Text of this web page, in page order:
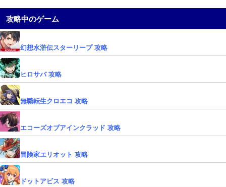
攻略中のゲーム
幻想水滸伝スターリープ 攻略
ヒロサバ 攻略
無職転生クロエコ 攻略
エコーズオブアインクラッド 攻略
冒険家エリオット 攻略
ドットアビス 攻略